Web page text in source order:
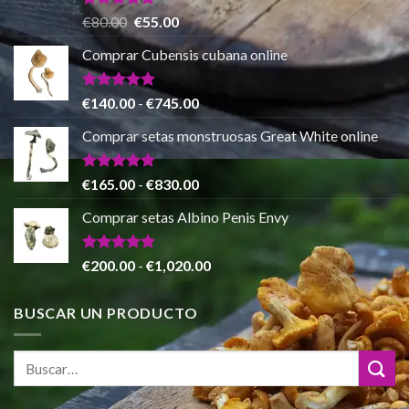
hasta
€865.00
Valorado
con 5.00
de 5
€80.00 El
precio
original
era:
€80.00.
€55.00El
precio
actual
€55.00.
Comprar Cubensis cubana online
Valorado
con
5.00
de 5
€140.00-€745.00Rango
de
precios:
desde
€140.00
hasta
€745.00
Comprar setas monstruosas Great White online
Valorado
de 5
€165.00 - €830.00Rango
precios:
€165.00
€830.00
Comprar setas Albino Penis Envy
Valorado
€200.00 - €1,020.00Rango
precios:
desde
€200.00
BUSCAR UN PRODUCTO